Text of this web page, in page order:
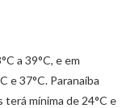
a 39°C, e em
e 37°C. Paranaíba
terá mínima de 24°C e